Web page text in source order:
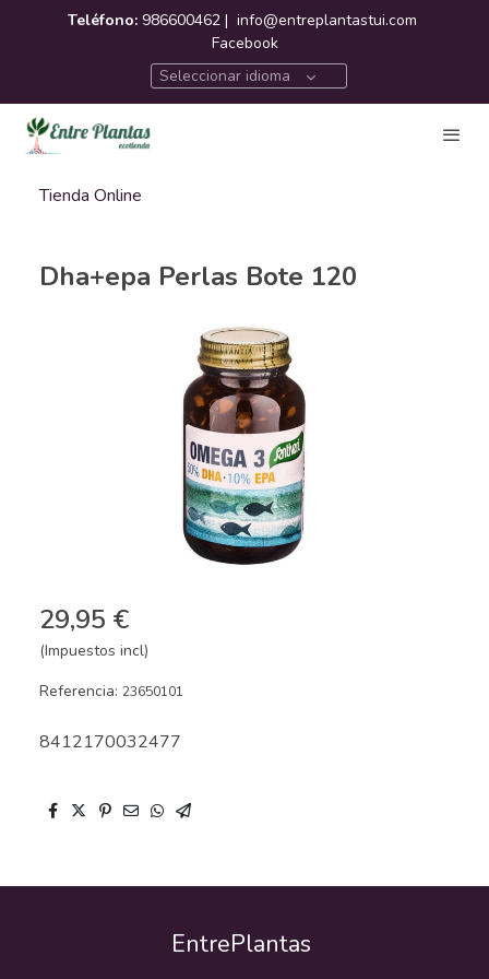
Teléfono: 986600462 | info@entreplantastui.com
Facebook
Seleccionar idioma
Tienda Online
Dha+epa Perlas Bote 120
29,95 €
(Impuestos incl)
Referencia: 23650101
8412170032477
EntrePlantas